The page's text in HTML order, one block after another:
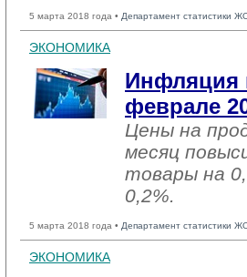
5 марта 2018 года • Департамент статистики
ЭКОНОМИКА
Инфляция
феврале
Цены на
месяц
товары на
0,2%.
5 марта 2018 года • Департамент статистики
ЭКОНОМИКА